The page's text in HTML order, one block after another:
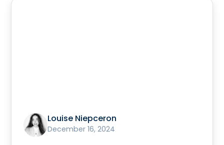
Louise Niepceron
December 16, 2024